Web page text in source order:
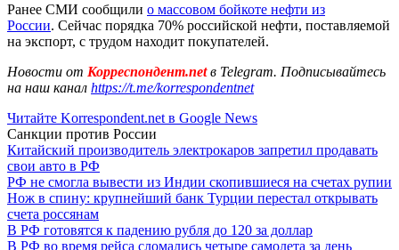
Ранее СМИ сообщили о массовом бойкоте нефти из
России. Сейчас порядка 70% российской нефти, поставляемой
на экспорт, с трудом находит покупателей.
Новости от Корреспондент.netв Telegram. Подписывайтесь
на наш канал https://t.me/korrespondentnet
Читайте Korrespondent.net в Google News
Санкции против России
Китайский производитель электрокаров запретил продавать
свои авто в РФ
РФ не смогла вывести из Индии скопившиеся на счетах рупии
Нож в спину: крупнейший банк Турции перестал открывать
счета россянам
В РФ готовятся к падению рубля до 120 за доллар
В РФ во время рейса сломались четыре самолета за день